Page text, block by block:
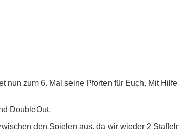
nun zum 6. Mal seine Pforten für Euch. Mit
DoubleOut.
den Spielen aus, da wir wieder 2